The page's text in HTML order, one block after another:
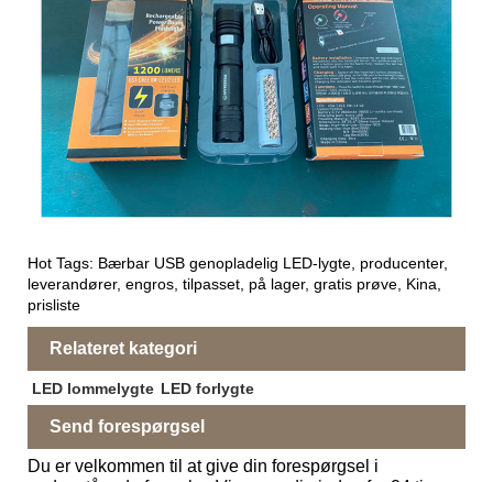
Hot Tags: Bærbar USB genopladelig LED-lygte, producenter,
leverandører, engros, tilpasset, på lager, gratis prøve, Kina,
prisliste
Relateret kategori
LED lommelygte LED forlygte
Send forespørgsel
Du er velkommen til at give din forespørgsel i